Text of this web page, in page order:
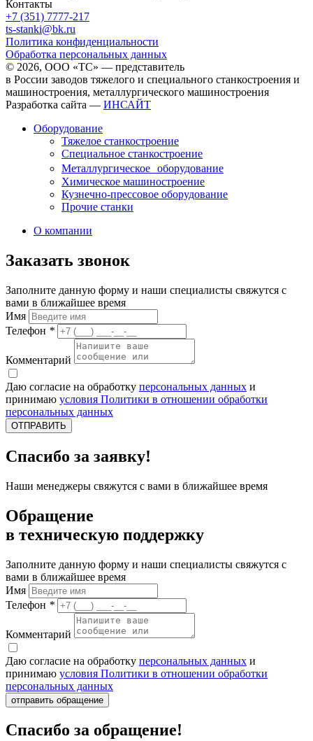
Контакты
+7 (351) 7777-217
ts-stanki@bk.ru
Политика конфиденциальности
Обработка персональных данных
© 2026, ООО «ТС» — представитель
в России заводов тяжелого и специального станкостроения и
машиностроения, металлургического машиностроения
Разработка сайта — ИНСАЙТ
Оборудование
Тяжелое станкостроение
Специальное станкостроение
Металлургическое оборудование
Химическое машиностроение
Кузнечно-прессовое оборудование
Прочие станки
О компании
Заказать звонок
Заполните данную форму и наши специалисты свяжутся с
вами в ближайшее время
Имя
Телефон *
Комментарий
Даю согласие на обработку персональных данных и
принимаю условия Политики в отношении обработки
персональных данных
ОТПРАВИТЬ
Спасибо за заявку!
Наши менеджеры свяжутся с вами в ближайшее время
Обращение
в техническую поддержку
Заполните данную форму и наши специалисты свяжутся с
вами в ближайшее время
Имя
Телефон *
Комментарий
Даю согласие на обработку персональных данных и
принимаю условия Политики в отношении обработки
персональных данных
отправить обращение
Спасибо за обращение!